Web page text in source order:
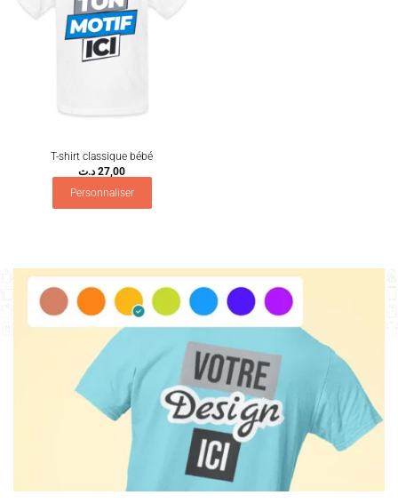
T-shirt classique bébé
27,00 د.ت
Personnaliser